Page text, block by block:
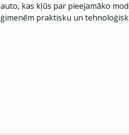
auto, kas kļūs par pieejamāko
ģimenēm praktisku un